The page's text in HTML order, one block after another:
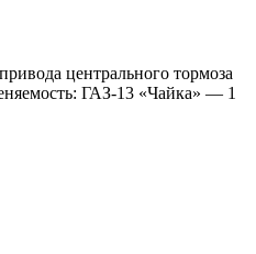
центрального тормоза
ГАЗ-13 «Чайка» — 1